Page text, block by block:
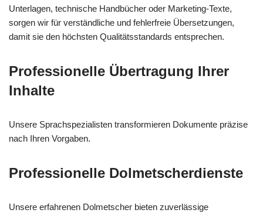
Unterlagen, technische Handbücher oder Marketing-Texte,
sorgen wir für verständliche und fehlerfreie Übersetzungen,
damit sie den höchsten Qualitätsstandards entsprechen.
Professionelle Übertragung Ihrer
Inhalte
Unsere Sprachspezialisten transformieren Dokumente präzise
nach Ihren Vorgaben.
Professionelle Dolmetscherdienste
Unsere erfahrenen Dolmetscher bieten zuverlässige